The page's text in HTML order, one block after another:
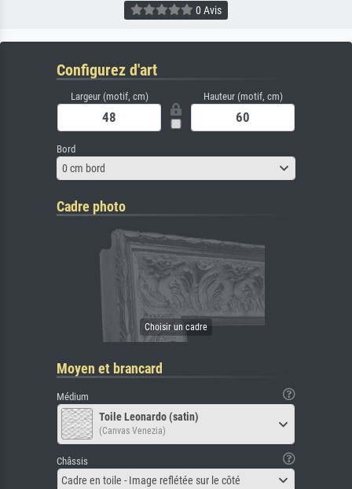
0 Avis
Configurez d'art
Largeur (motif, cm) Hauteur (motif, cm)
Bord
0 cm bord
Cadre photo
Moyen et brancard
Médium
Toile Leonardo (satin)
(Canvas Venezia)
Châssis
Cadre en toile - Image reflétée sur le côté